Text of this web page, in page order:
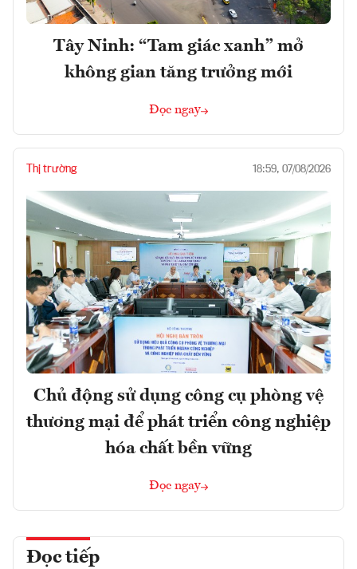
Tây Ninh: “Tam giác xanh” mở
không gian tăng trưởng mới
Đọc ngay
Thị trường 18:59, 07/08/2026
Chủ động sử dụng công cụ phòng vệ
thương mại để phát triển công nghiệp
hóa chất bền vững
Đọc ngay
Đọc tiếp